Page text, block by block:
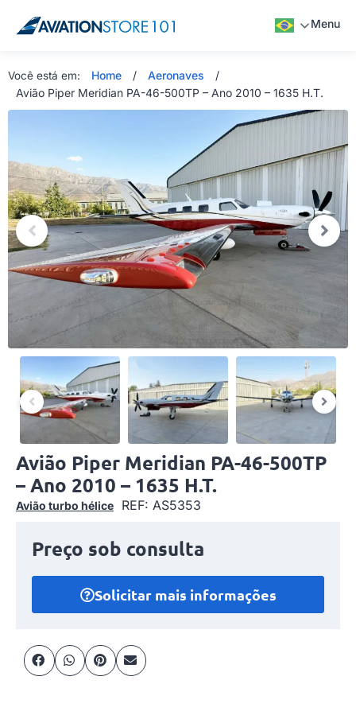
Menu
Você está em: Home / Aeronaves
/
Avião Piper Meridian PA-46-500TP – Ano 2010 – 1635 H.T.
Avião Piper Meridian PA-46-500TP
– Ano 2010 – 1635 H.T.
Avião turbo hélice REF: AS5353
Preço sob consulta
Solicitar mais informações